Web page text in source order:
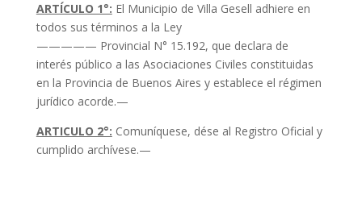
ARTÍCULO 1°: El Municipio de Villa Gesell adhiere en
todos sus términos a la Ley
————— Provincial N° 15.192, que declara de
interés público a las Asociaciones Civiles constituidas
en la Provincia de Buenos Aires y establece el régimen
jurídico acorde.—
ARTICULO 2°: Comuníquese, dése al Registro Oficial y
cumplido archívese.—